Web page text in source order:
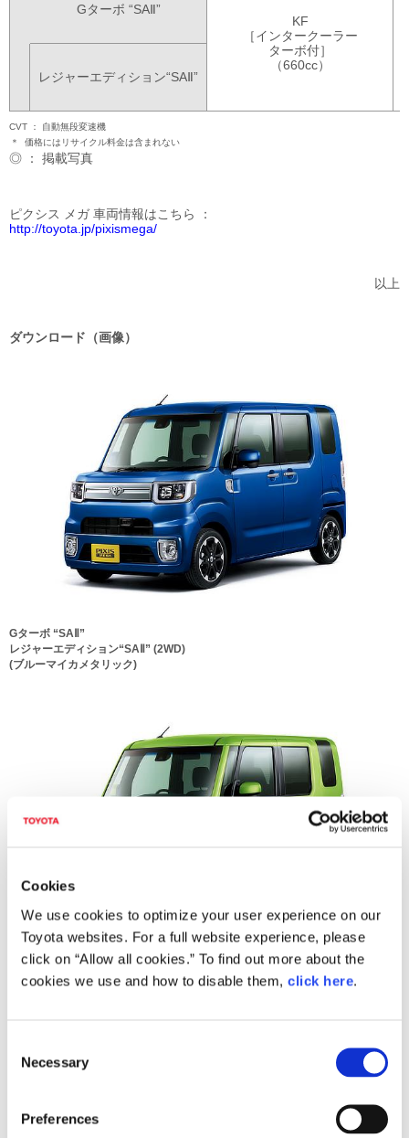
Cookies
We use cookies to optimize your user experience on our
Toyota websites. For a full website experience, please
click on “Allow all cookies.” To find out more about the
cookies we use and how to disable them, click here.
Necessary
Preferences
Gターボ “SAⅡ”
KF
［インタークーラー
ターボ付］
（660cc）
レジャーエディション“SAⅡ”
CVT
自動無段変速機
＊
価格にはリサイクル料金は含まれない
◎ ： 掲載写真
ピクシス メガ 車両情報はこちら
http://toyota.jp/pixismega/
以上
ダウンロード（画像）
Gターボ “SAⅡ”
レジャーエディション“SAⅡ” (2WD)
(ブルーマイカメタリック)
Gターボ “SAⅡ”
レジャーエディション“SAⅡ” (2WD)